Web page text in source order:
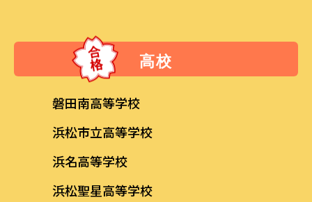
高校
磐田南高等学校
浜松市立高等学校
浜名高等学校
浜松聖星高等学校